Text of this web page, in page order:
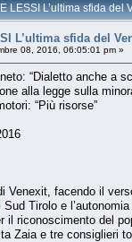
LESSI L’ultima sfida
L’ultima sfida del
08, 2016, 06:05:01 pm »
“Dialetto anche a
alla legge sulla
“Più risorse”
Venexit, facendo il
Tirolo e
il riconoscimento del
Zaia e tre consiglieri